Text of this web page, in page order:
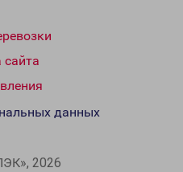
сайта
2026
данных